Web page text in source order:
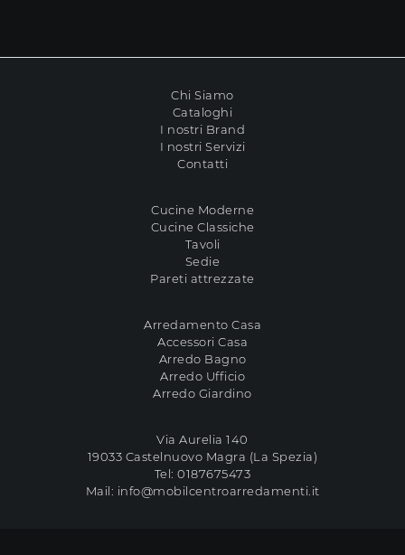
Chi Siamo
Cataloghi
I nostri Brand
I nostri Servizi
Contatti
Cucine Moderne
Cucine Classiche
Tavoli
Sedie
Pareti attrezzate
Arredamento Casa
Accessori Casa
Arredo Bagno
Arredo Ufficio
Arredo Giardino
Via Aurelia 140
19033 Castelnuovo Magra (La Spezia)
Tel:0187675473
Mail: info@mobilcentroarredamenti.it